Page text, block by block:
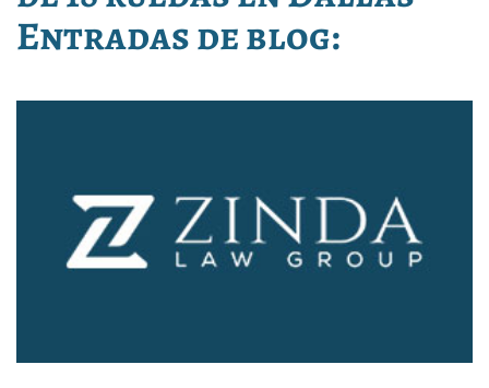
Entradas de blog: